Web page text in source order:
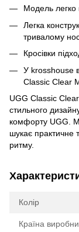
Модель легко
Легка
тривалому
Кросівки
У krosshouse
Classic Clear
UGG Classic
стильного
комфорту UGG.
шукає практичне
ритму.
Колір
Країна